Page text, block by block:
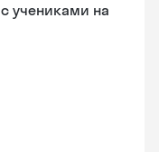
учениками на